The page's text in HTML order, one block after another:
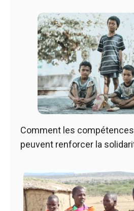
Comment les
peuvent renforcer la